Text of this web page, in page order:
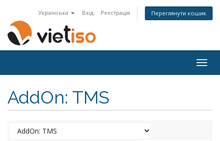
Українська Вхід Реєстрація Переглянути кошик
AddOn: TMS